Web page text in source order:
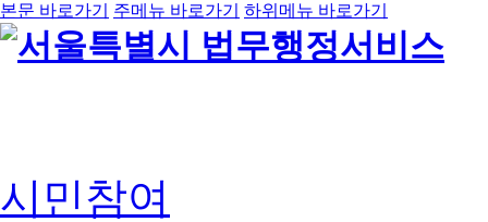
본문 바로가기 주메뉴 바로가기 하위메뉴 바로가기
시민참여